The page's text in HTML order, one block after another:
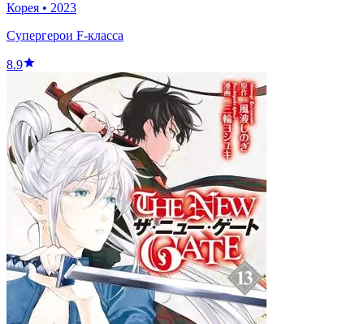
Корея • 2023
Супергерои F-класса
8.9